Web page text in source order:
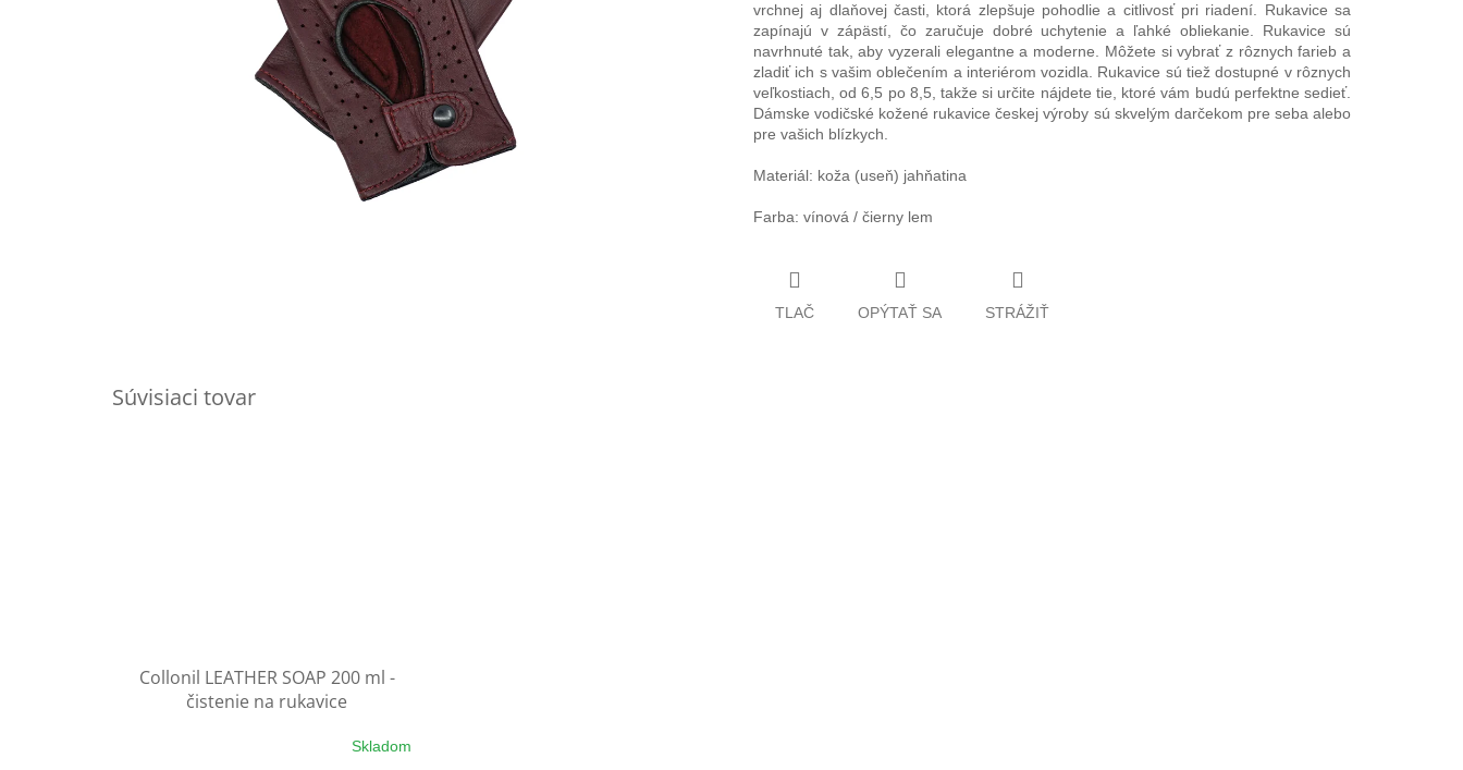
vrchnej aj dlaňovej časti, ktorá zlepšuje pohodlie a citlivosť pri riadení. Rukavice sa
zapínajú v zápästí, čo zaručuje dobré uchytenie a ľahké obliekanie. Rukavice sú
navrhnuté tak, aby vyzerali elegantne a moderne. Môžete si vybrať z rôznych farieb a
zladiť ich s vašim oblečením a interiérom vozidla. Rukavice sú tiež dostupné v rôznych
veľkostiach, od 6,5 po 8,5, takže si určite nájdete tie, ktoré vám budú perfektne sedieť.
Dámske vodičské kožené rukavice českej výroby sú skvelým darčekom pre seba alebo
pre vašich blízkych.
Materiál: koža (useň) jahňatina
Farba: vínová / čierny lem
TLAČ OPÝTAŤ SA STRÁŽIŤ
Súvisiaci tovar
Collonil LEATHER SOAP 200 ml -
čistenie na rukavice
Skladom